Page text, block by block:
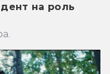
на роль